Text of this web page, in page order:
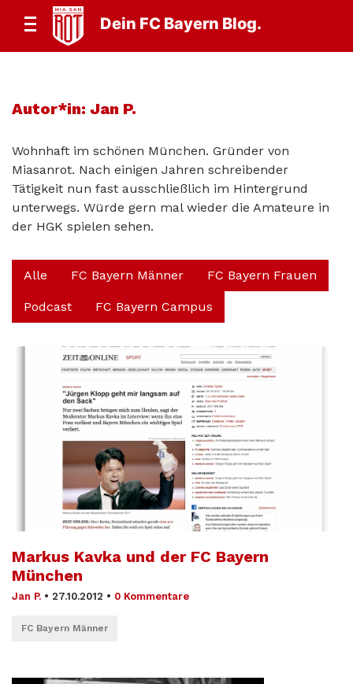
Dein FC Bayern Blog.
Autor*in: Jan P.
Wohnhaft im schönen München. Gründer von
Miasanrot. Nach einigen Jahren schreibender
Tätigkeit nun fast ausschließlich im Hintergrund
unterwegs. Würde gern mal wieder die Amateure in
der HGK spielen sehen.
Alle FC Bayern Männer FC Bayern Frauen
Podcast FC Bayern Campus
Markus Kavka und der FC Bayern
München
Jan P. • 27.10.2012 • 0 Kommentare
FC Bayern Männer